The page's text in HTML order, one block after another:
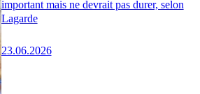
important mais ne devrait pas durer, selon
Lagarde
23.06.2026